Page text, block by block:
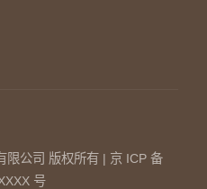
公司 版权所有 | 京 ICP 备
号